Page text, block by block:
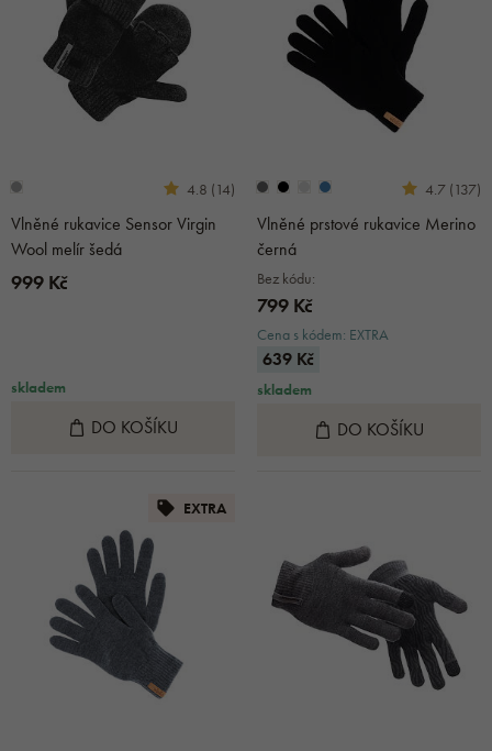
4.8 (14)
Vlněné rukavice Sensor Virgin
Wool melír šedá
999 Kč
skladem
DO KOŠÍKU
4.7 (137)
Vlněné prstové rukavice Merino
černá
Bez kódu:
799 Kč
Cena s kódem: EXTRA
639 Kč
skladem
DO KOŠÍKU
EXTRA